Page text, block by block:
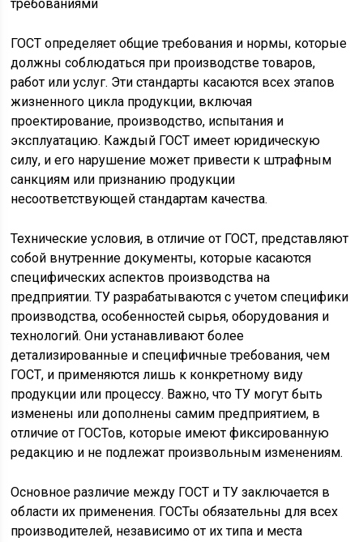
ГОСТ определяет общие требования и нормы, которые
должны соблюдаться при производстве товаров,
работ или услуг. Эти стандарты касаются всех этапов
жизненного цикла продукции, включая
проектирование, производство, испытания и
эксплуатацию. Каждый ГОСТ имеет юридическую
силу, и его нарушение может привести к штрафным
санкциям или признанию продукции
несоответствующей стандартам качества.
Технические условия, в отличие от ГОСТ, представляют
собой внутренние документы, которые касаются
специфических аспектов производства на
предприятии. ТУ разрабатываются с учетом специфики
производства, особенностей сырья, оборудования и
технологий. Они устанавливают более
детализированные и специфичные требования, чем
ГОСТ, и применяются лишь к конкретному виду
продукции или процессу. Важно, что ТУ могут быть
изменены или дополнены самим предприятием, в
отличие от ГОСТов, которые имеют фиксированную
редакцию и не подлежат произвольным изменениям.
Основное различие между ГОСТ и ТУ заключается в
области их применения. ГОСТы обязательны для всех
производителей, независимо от их типа и места